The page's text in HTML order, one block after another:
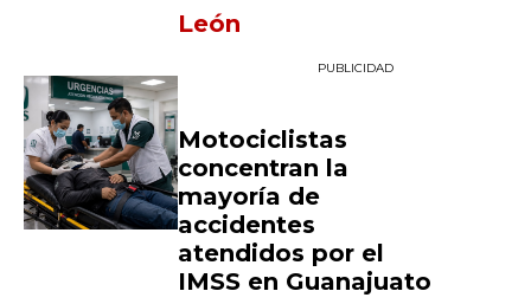
León
PUBLICIDAD
Motociclistas
concentran la
mayoría de
accidentes
atendidos por el
IMSS en Guanajuato